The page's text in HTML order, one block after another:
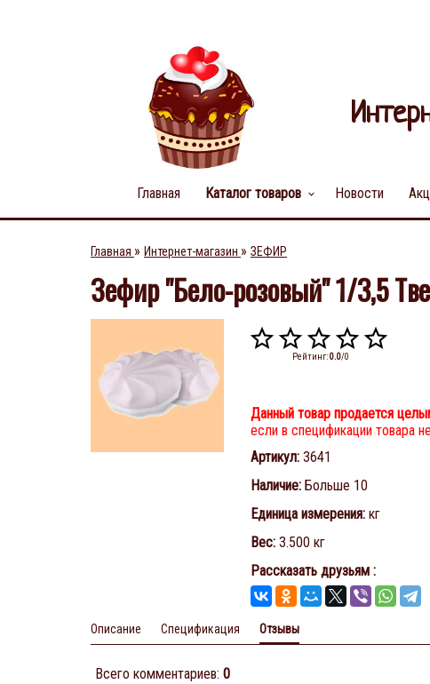
Главная Каталог товаров keyboard_arrow_down Новости
Главная » Интернет-магазин » ЗЕФИР
Зефир "Бело-розовый" 1/3,5
Рейтинг:0.0/0
Данный товар продается
если в спецификации товара
Артикул: 3641
Наличие: Больше 10
Единица измерения: кг
Вес: 3.500 кг
Рассказать друзьям :
Описание Спецификация Отзывы
Всего комментариев: 0